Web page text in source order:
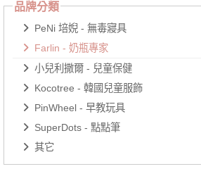
品牌分類
PeNi 培婗 - 無毒寢具
Farlin - 奶瓶專家
小兒利撒爾 - 兒童保健
Kocotree - 韓國兒童服飾
PinWheel - 早教玩具
SuperDots - 點點筆
其它